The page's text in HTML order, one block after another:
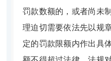
罚款数额的，或者尚未
理迫切需要依法先以规
定的罚款限额内作出具